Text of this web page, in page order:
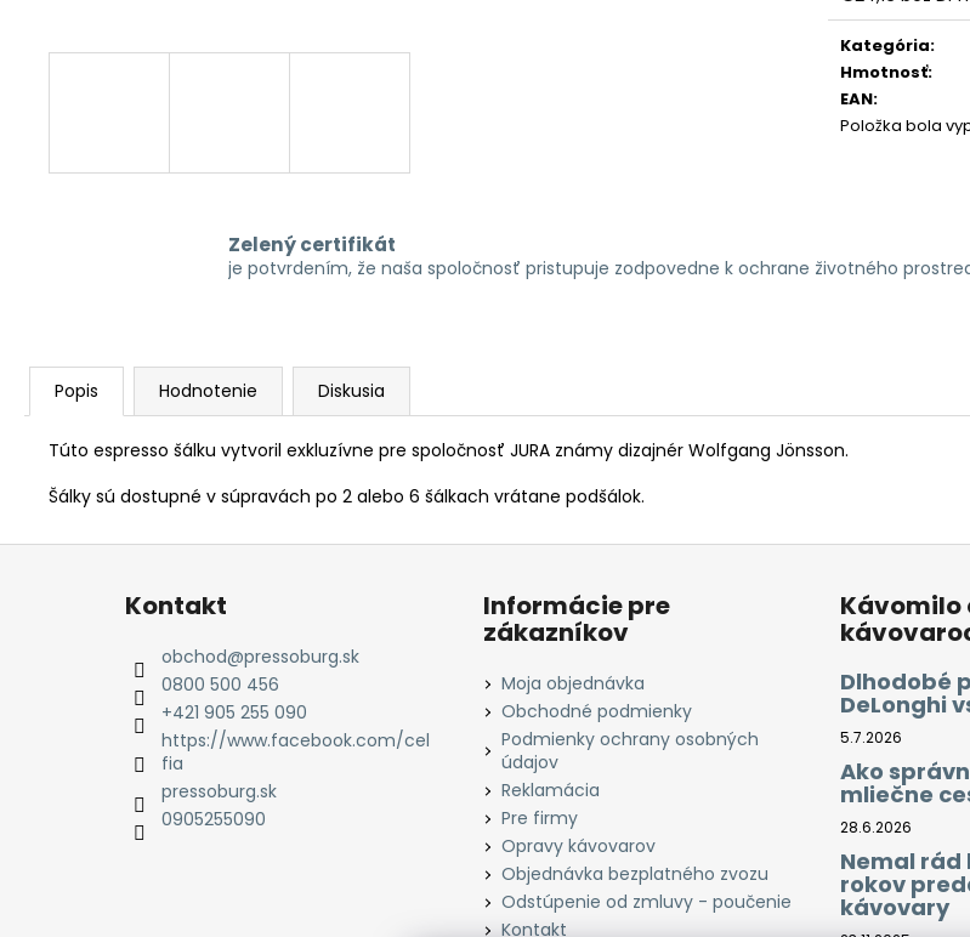
Jednotková
cena:
Kategória:
Hmotnosť:
EAN:
Položka bola
Zelený certifikát
je potvrdením, že naša spoločnosť pristupuje zodpovedne k ochrane životného
Popis Hodnotenie Diskusia
Túto espresso šálku vytvoril exkluzívne pre spoločnosť JURA známy dizajnér Wolfgang Jönsson.
Šálky sú dostupné v súpravách po 2 alebo 6 šálkach vrátane podšálok.
Z
Kontakt
obchod@pressoburg.sk
0800 500 456
+421 905 255 090
https://www.facebook.com/cel
fia
pressoburg.sk
0905255090
Informácie pre
zákazníkov
Moja objednávka
Obchodné podmienky
Podmienky ochrany osobných
údajov
Reklamácia
Pre firmy
Opravy kávovarov
Objednávka bezplatného zvozu
Odstúpenie od zmluvy - poučenie
Kontakt
Kávomilo
Dlhodobé
DeLonghi
5.7.2026
Ako
mliečne
28.6.2026
Nemal rád
rokov
kávovary